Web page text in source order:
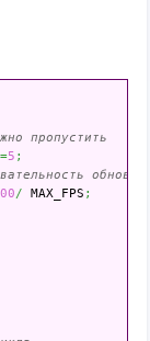
пропустить
=5 ;
/ MAX_FPS ;